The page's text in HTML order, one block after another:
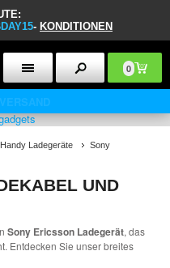
- KONDITIONEN
0
Handy Ladegeräte
Sony
UND
Sony Ericsson Ladegerät, das
Entdecken Sie unser breites